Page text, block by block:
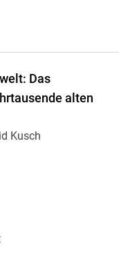
Das
alten
Kusch